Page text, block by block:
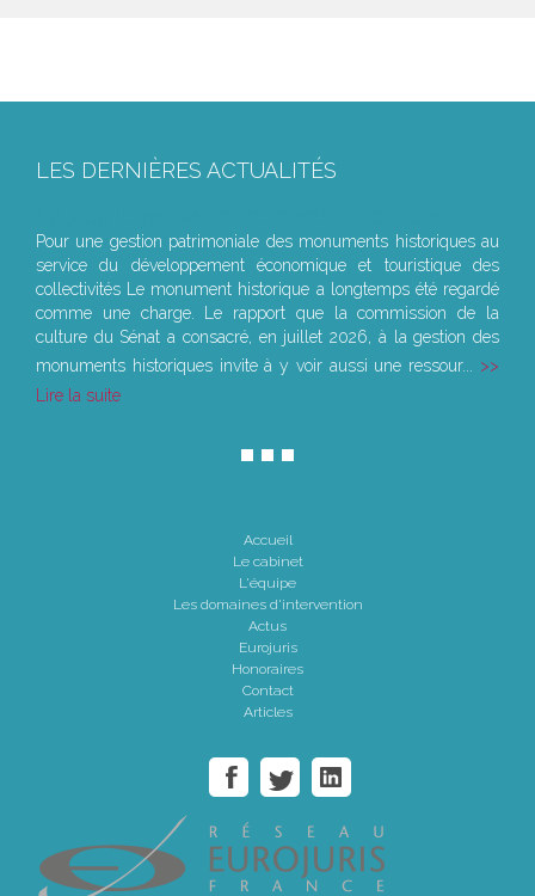
LES DERNIÈRES ACTUALITÉS
Pour une gestion patrimoniale des monuments historiques au
service du développement économique et touristique des
collectivités Le monument historique a longtemps été regardé
comme une charge. Le rapport que la commission de la
culture du Sénat a consacré, en juillet 2026, à la gestion des
monuments historiques invite à y voir aussi une ressour...
Lire la suite
Accueil
Le cabinet
L'équipe
Les domaines d'intervention
Actus
Eurojuris
Honoraires
Contact
Articles